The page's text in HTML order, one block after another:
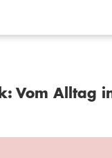
Vom Alltag